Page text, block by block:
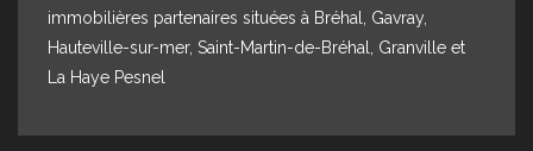
immobilières partenaires situées à Bréhal, Gavray,
Hauteville-sur-mer, Saint-Martin-de-Bréhal, Granville et
La Haye Pesnel